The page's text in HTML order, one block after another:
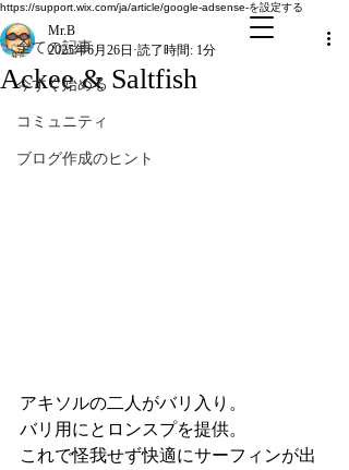
https://support.wix.com/ja/article/google-adsense-を設定する
全ての記事
今すぐ始める
コミュニティ
ブログ作成のヒント
Ackee & Saltfish
Mr.B
2025年6月26日 読了時間: 1分
アキソルの二人がバリ入り。
バリ用にとロンスプを提供。
これで怪我せず快適にサーフィンが出